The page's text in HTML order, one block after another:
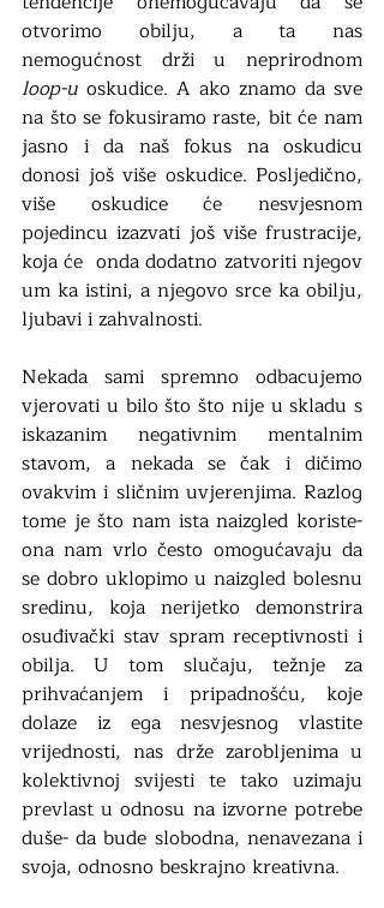
otvorimo obilju, a ta nas
loop-u oskudice. A ako znamo da sve
na što se fokusiramo raste, bit će nam
jasno i da naš fokus na oskudicu
donosi još više oskudice. Posljedično,
više oskudice će nesvjesnom
pojedincu izazvati još više frustracije,
koja će  onda dodatno zatvoriti njegov
um ka istini, a njegovo srce ka obilju,
ljubavi i zahvalnosti.
Nekada sami spremno odbacujemo
vjerovati u bilo što što nije u skladu s
iskazanim negativnim mentalnim
stavom, a nekada se čak i dičimo
ovakvim i sličnim uvjerenjima. Razlog
tome je što nam ista naizgled koriste-
ona nam vrlo često omogućavaju da
se dobro uklopimo u naizgled bolesnu
sredinu, koja nerijetko demonstrira
osuđivački stav spram receptivnosti i
obilja. U tom slučaju, težnje za
prihvaćanjem i pripadnošću, koje
dolaze iz ega nesvjesnog vlastite
vrijednosti, nas drže zarobljenima u
kolektivnoj svijesti te tako uzimaju
prevlast u odnosu na izvorne potrebe
duše- da bude slobodna, nenavezana i
svoja, odnosno beskrajno kreativna.